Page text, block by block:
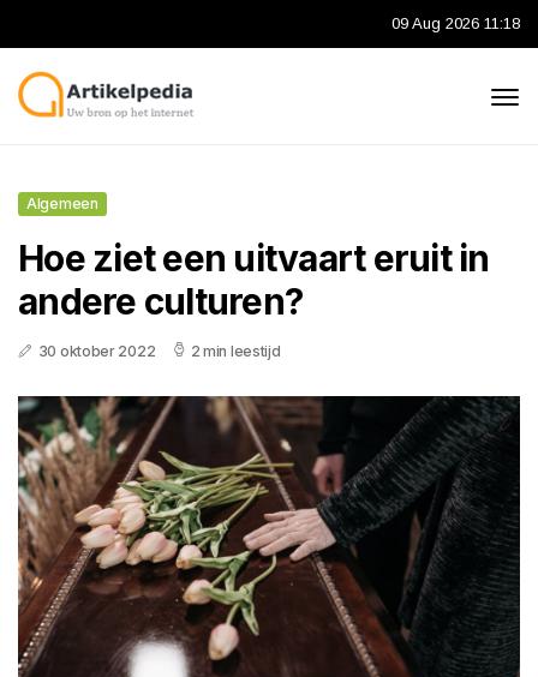
09 Aug 2026 11:18
Algemeen
Hoe ziet een uitvaart eruit in
andere culturen?
30 oktober 2022 2 min leestijd